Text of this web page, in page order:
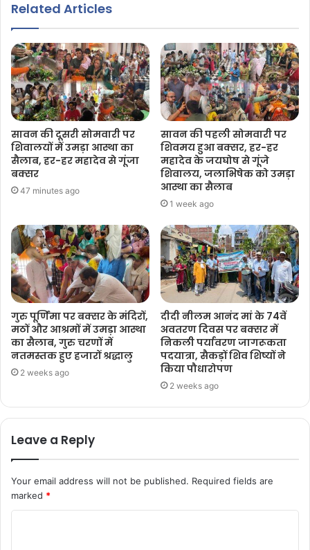
Related Articles
सावन की दूसरी सोमवारी पर
शिवालयों में उमड़ा आस्था का
सैलाब, हर-हर महादेव से गूंजा
बक्सर
47 minutes ago
सावन की पहली सोमवारी पर
शिवमय हुआ बक्सर, हर-हर
महादेव के जयघोष से गूंजे
शिवालय, जलाभिषेक को उमड़ा
आस्था का सैलाब
1 week ago
गुरु पूर्णिमा पर बक्सर के मंदिरों,
मठों और आश्रमों में उमड़ा आस्था
का सैलाब, गुरु चरणों में
नतमस्तक हुए हजारों श्रद्धालु
2 weeks ago
दीदी नीलम आनंद मां के 74वें
अवतरण दिवस पर बक्सर में
निकली पर्यावरण जागरूकता
पदयात्रा, सैकड़ों शिव शिष्यों ने
किया पौधारोपण
2 weeks ago
Leave a Reply
Your email address will not be published. Required fields are
marked *